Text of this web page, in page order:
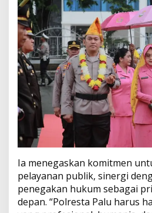
Ia menegaskan komitmen
pelayanan publik, sinergi
penegakan hukum sebagai
depan. “Polresta Palu harus